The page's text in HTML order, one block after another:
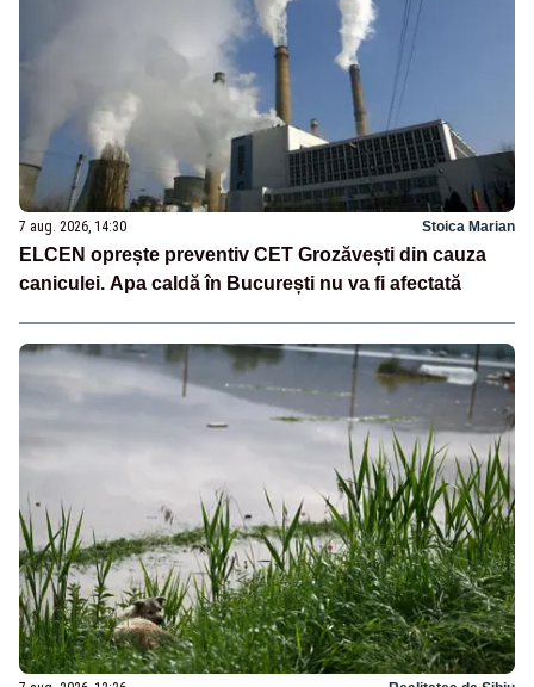
7 aug. 2026, 14:30 Stoica Marian
ELCEN oprește preventiv CET Grozăvești din cauza
caniculei. Apa caldă în București nu va fi afectată